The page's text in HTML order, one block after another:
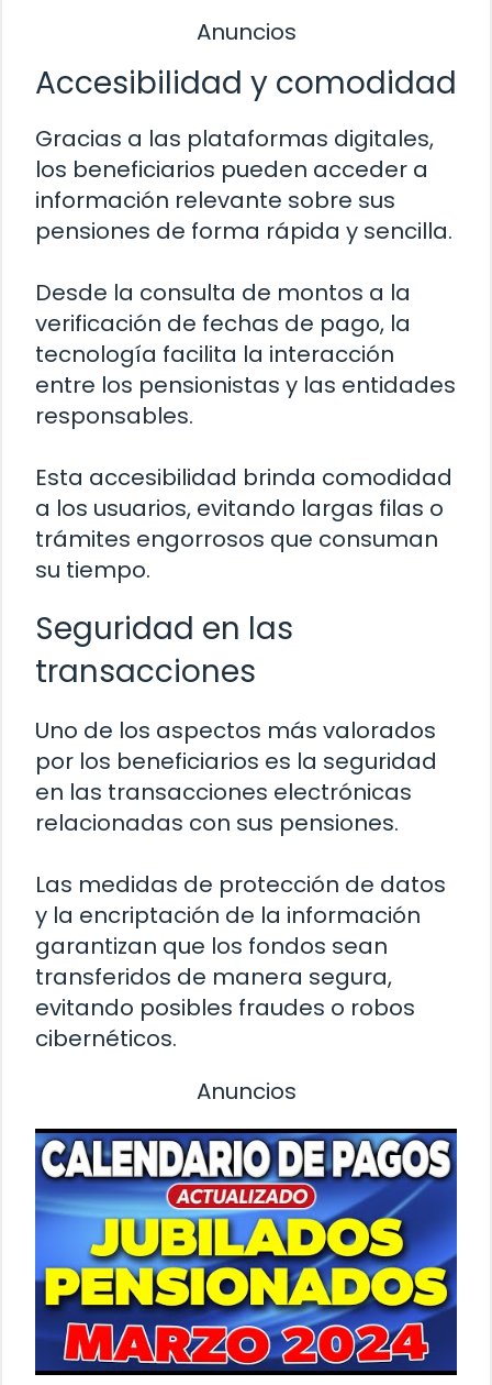
Anuncios
Accesibilidad y comodidad
Gracias a las plataformas digitales,
los beneficiarios pueden acceder a
información relevante sobre sus
pensiones de forma rápida y sencilla.
Desde la consulta de montos a la
verificación de fechas de pago, la
tecnología facilita la interacción
entre los pensionistas y las entidades
responsables.
Esta accesibilidad brinda comodidad
a los usuarios, evitando largas filas o
trámites engorrosos que consuman
su tiempo.
Seguridad en las
transacciones
Uno de los aspectos más valorados
por los beneficiarios es la seguridad
en las transacciones electrónicas
relacionadas con sus pensiones.
Las medidas de protección de datos
y la encriptación de la información
garantizan que los fondos sean
transferidos de manera segura,
evitando posibles fraudes o robos
cibernéticos.
Anuncios